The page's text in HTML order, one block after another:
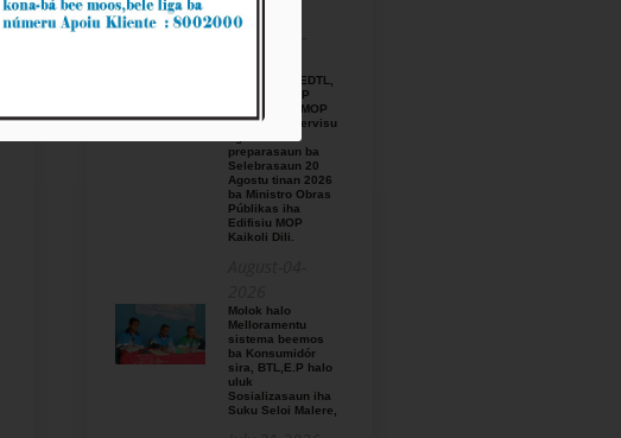
August-03-
BTL, E.P ho EDTL,
E.P no IGE I.P
enkontru ho MOP
hodi relata servisu
preparasaun ba
Selebrasaun 20
Agostu tinan 2026
ba Ministro Obras
Públikas iha
Edifisiu MOP
Kaikoli Dili.
Molok halo
Melloramentu
sistema beemos
ba Konsumidór
sira, BTL,E.P halo
uluk
Sosializasaun iha
Suku Seloi Malere,